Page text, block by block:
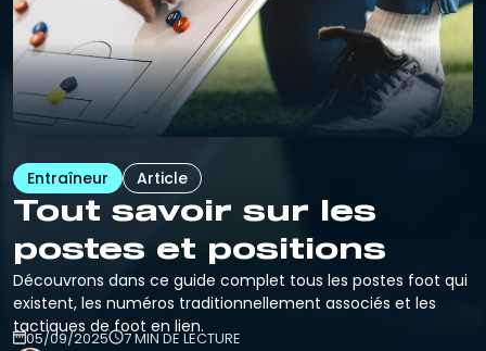
Entraîneur Article
Tout savoir sur les
postes et positions
Découvrons dans ce guide complet tous les postes foot qui
existent, les numéros traditionnellement associés et les
tactiques de foot en lien.
05/09/2025 7 MIN DE LECTURE